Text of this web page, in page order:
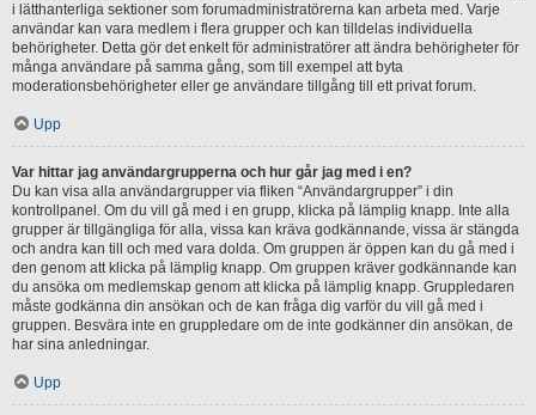
i lätthanterliga sektioner som forumadministratörerna kan arbeta med. Varje
användar kan vara medlem i flera grupper och kan tilldelas individuella
behörigheter. Detta gör det enkelt för administratörer att ändra behörigheter för
många användare på samma gång, som till exempel att byta
moderationsbehörigheter eller ge användare tillgång till ett privat forum.
Upp
Var hittar jag användargrupperna och hur går jag med i en?
Du kan visa alla användargrupper via fliken “Användargrupper” i din
kontrollpanel. Om du vill gå med i en grupp, klicka på lämplig knapp. Inte alla
grupper är tillgängliga för alla, vissa kan kräva godkännande, vissa är stängda
och andra kan till och med vara dolda. Om gruppen är öppen kan du gå med i
den genom att klicka på lämplig knapp. Om gruppen kräver godkännande kan
du ansöka om medlemskap genom att klicka på lämplig knapp. Gruppledaren
måste godkänna din ansökan och de kan fråga dig varför du vill gå med i
gruppen. Besvära inte en gruppledare om de inte godkänner din ansökan, de
har sina anledningar.
Upp